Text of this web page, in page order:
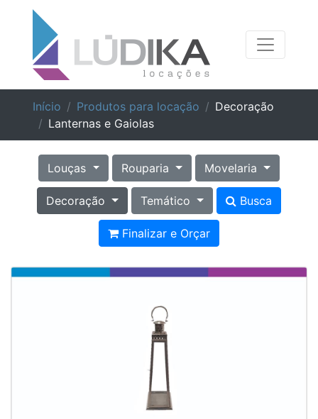
Início Produtos para locação
Decoração
Lanternas e Gaiolas
Louças Rouparia Movelaria
Decoração Temático Busca
Finalizar e Orçar